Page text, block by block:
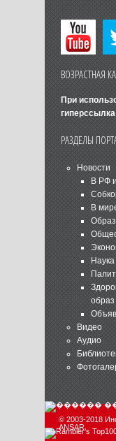
ВОЗРАСТНАЯ
При
РАЗДЕЛЫ
Новости
В РФ
В
Наука
Видео
Аудио
© 2003-2018
ANSAR